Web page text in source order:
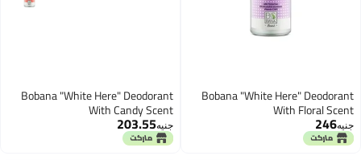
Bobana "White Here" Deodorant
With Floral Scent
جنيه246
Bobana "White Here" Deodorant
With Candy Scent
جنيه203.55